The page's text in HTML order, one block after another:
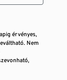
érvényes,
Nem